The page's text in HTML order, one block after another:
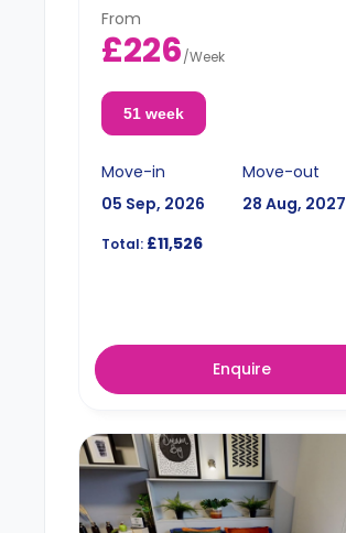
From
£226/Week
51 week
Move-in
05 Sep, 2026
Move-out
28 Aug, 2027
Total: £11,526
Enquire